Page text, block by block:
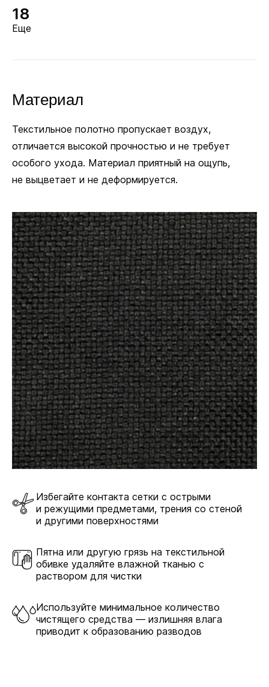
18
Еще
Материал
Текстильное полотно пропускает воздух,
отличается высокой прочностью и не требует
особого ухода. Материал приятный на ощупь,
не выцветает и не деформируется.
Избегайте контакта сетки с острыми
и режущими предметами, трения со стеной
и другими поверхностями
Пятна или другую грязь на текстильной
обивке удаляйте влажной тканью с
раствором для чистки
Используйте минимальное количество
чистящего средства — излишняя влага
приводит к образованию разводов